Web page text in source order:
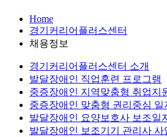
Home
경기커리어플러스센터
채용정보
경기커리어플러스센터 소개
발달장애인 직업훈련 프로그램
중증장애인 지역맞춤형 취업지
중증장애인 맞춤형 권리중심 일
발달장애인 요양보호사 보조일
발달장애인 보조기기 관리사 사